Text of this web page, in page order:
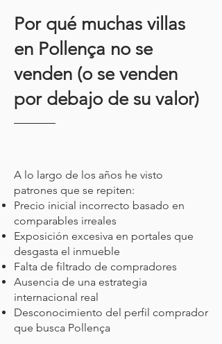
Por qué muchas villas
en Pollença no se
venden (o se venden
por debajo de su valor)
A lo largo de los años he visto
patrones que se repiten:
Precio inicial incorrecto basado en
comparables irreales
Exposición excesiva en portales que
desgasta el inmueble
Falta de filtrado de compradores
Ausencia de una estrategia
internacional real
Desconocimiento del perfil comprador
que busca Pollença